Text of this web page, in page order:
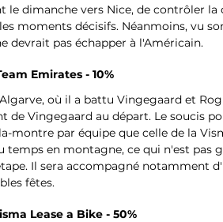
dimanche vers Nice, de contrôler la
moments décisifs. Néanmoins, vu
devrait pas échapper à l'Américain.
Emirates - 10%
où il a battu Vingegaard et
Vingegaard au départ. Le soucis
montre par équipe que celle de la
en montagne, ce qui n'est pas
Il sera accompagné notamment
fêtes.
Lease a Bike - 50%